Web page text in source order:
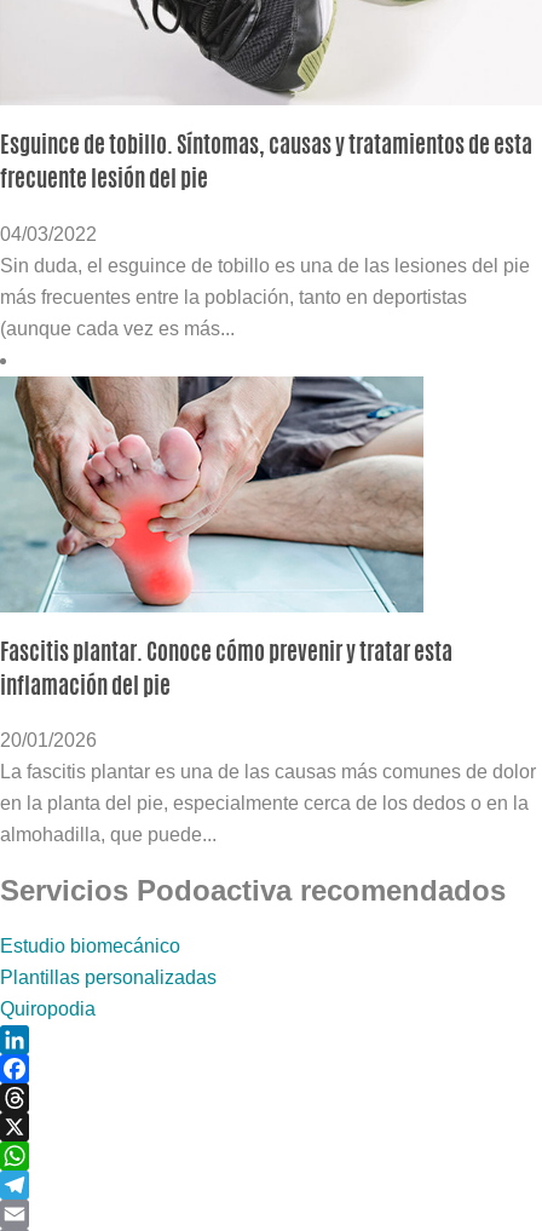
Esguince de tobillo. Síntomas, causas y tratamientos de esta
frecuente lesión del pie
04/03/2022
Sin duda, el esguince de tobillo es una de las lesiones del pie
más frecuentes entre la población, tanto en deportistas
(aunque cada vez es más...
Fascitis plantar. Conoce cómo prevenir y tratar esta
inflamación del pie
20/01/2026
La fascitis plantar es una de las causas más comunes de dolor
en la planta del pie, especialmente cerca de los dedos o en la
almohadilla, que puede...
Servicios Podoactiva recomendados
Estudio biomecánico
Plantillas personalizadas
Quiropodia
LinkedIn
Facebook
Threads
X
WhatsApp
Telegram